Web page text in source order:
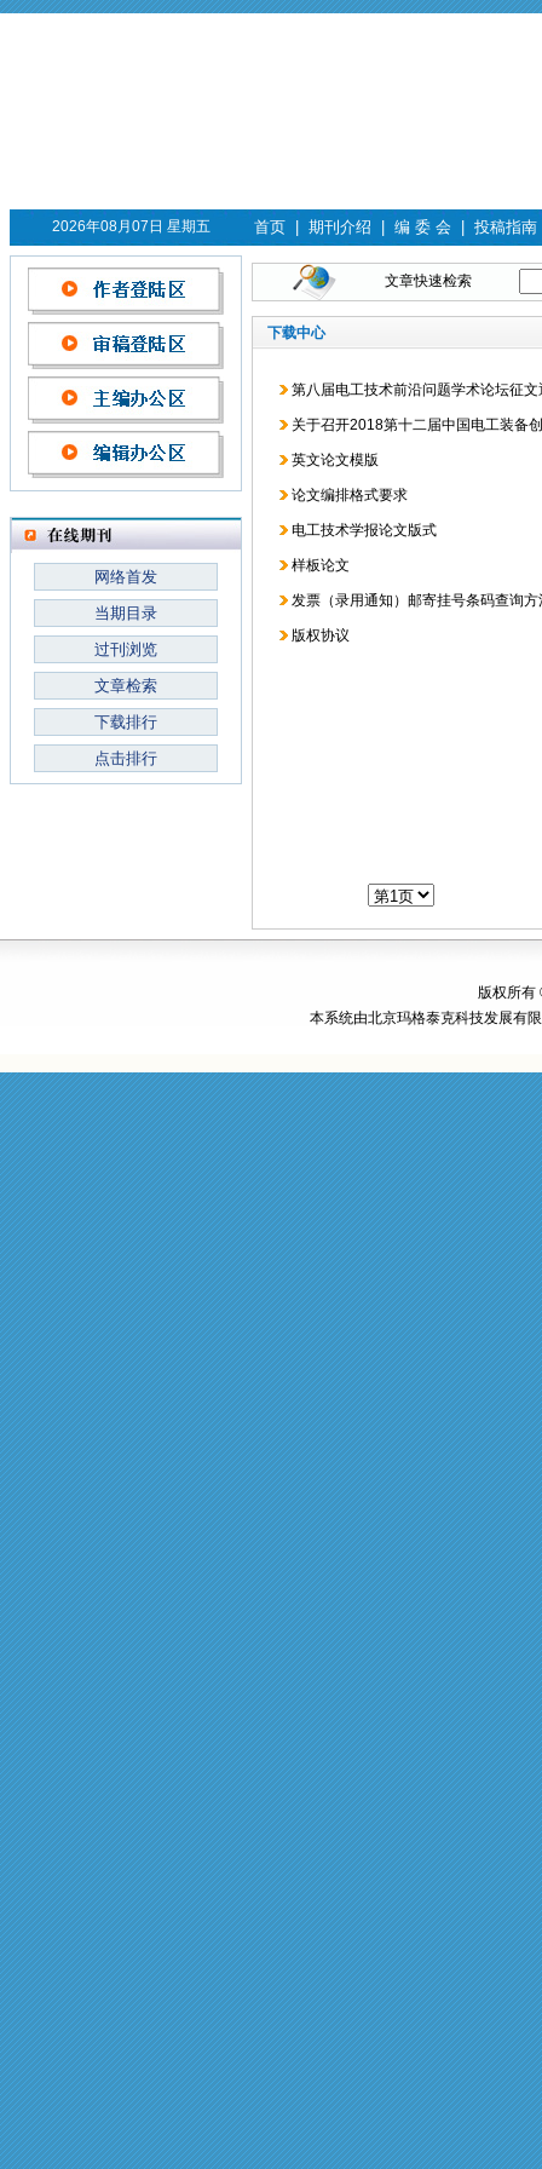
2026年08月07日 星期五 首页 |期刊介绍 |编 委 会 |投稿指南
网络首发
当期目录
过刊浏览
文章检索
下载排行
点击排行
文章快速检索
下载中心
第八届电工技术前沿问题学术论坛征文
关于召开2018第十二届中国电工装备
英文论文模版
论文编排格式要求
电工技术学报论文版式
样板论文
发票（录用通知）邮寄挂号条码查询方
版权协议
版权所有
本系统由北京玛格泰克科技发展有